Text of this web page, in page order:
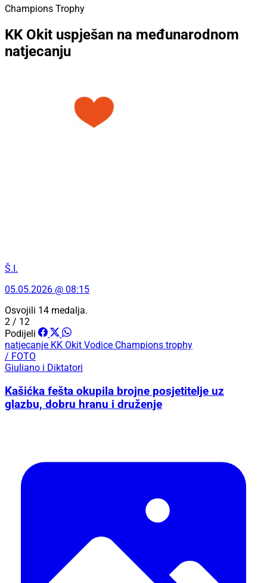
Champions Trophy
KK Okit uspješan na međunarodnom
natjecanju
Š.I.
05.05.2026 @ 08:15
Osvojili 14 medalja.
2 / 12
Podijeli
natjecanje KK Okit Vodice Champions trophy
/ FOTO
Giuliano i Diktatori
Kašićka fešta okupila brojne posjetitelje uz
glazbu, dobru hranu i druženje